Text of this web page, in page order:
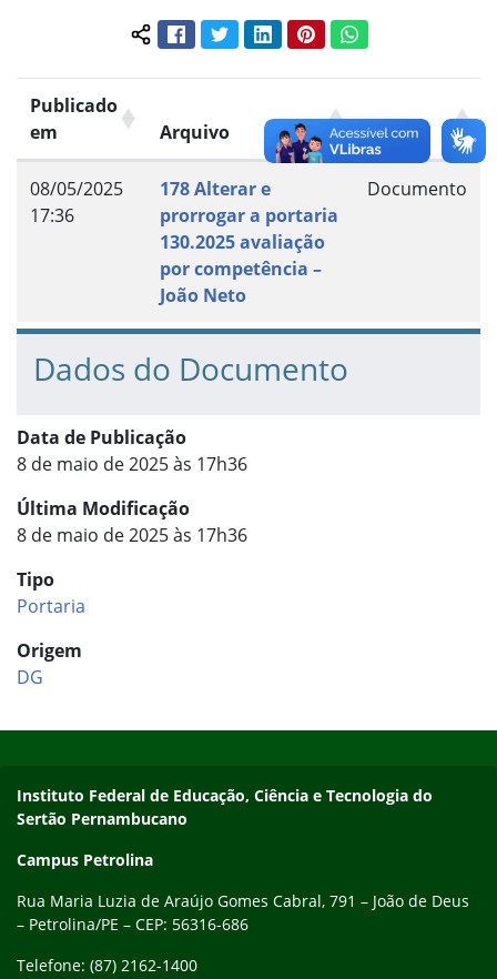
Compartilhar conteúdo:
FacebookTwitterLinkedInPinterestWhatsApp
Publicado
em
Arquivo Grupo
08/05/2025
17:36
178 Alterar e
prorrogar a portaria
130.2025 avaliação
por competência –
João Neto
Documento
Dados do Documento
Data de Publicação
8 de maio de 2025 às 17h36
Última Modificação
8 de maio de 2025 às 17h36
Tipo
Portaria
Origem
DG
Endereço
Instituto Federal de Educação, Ciência e Tecnologia do
Sertão Pernambucano
Campus Petrolina
Rua Maria Luzia de Araújo Gomes Cabral, 791 – João de Deus
– Petrolina/PE – CEP: 56316-686
Telefone: (87) 2162-1400